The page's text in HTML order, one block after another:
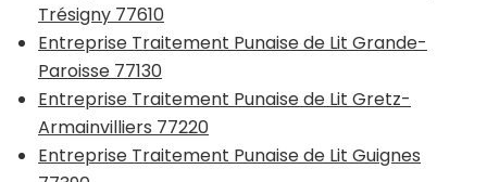
Trésigny 77610
Entreprise Traitement Punaise de Lit Grande-
Paroisse 77130
Entreprise Traitement Punaise de Lit Gretz-
Armainvilliers 77220
Entreprise Traitement Punaise de Lit Guignes